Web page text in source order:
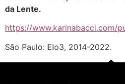
da Lente.
https://www.karinabacci.com/
São Paulo: Elo3, 2014-2022.